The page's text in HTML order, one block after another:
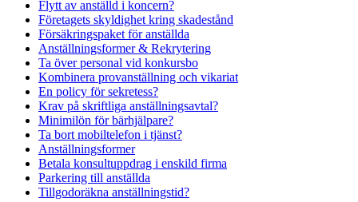
Flytt av anställd i koncern?
Företagets skyldighet kring skadestånd
Försäkringspaket för anställda
Anställningsformer & Rekrytering
Ta över personal vid konkursbo
Kombinera provanställning och vikariat
En policy för sekretess?
Krav på skriftliga anställningsavtal?
Minimilön för bärhjälpare?
Ta bort mobiltelefon i tjänst?
Anställningsformer
Betala konsultuppdrag i enskild firma
Parkering till anställda
Tillgodoräkna anställningstid?